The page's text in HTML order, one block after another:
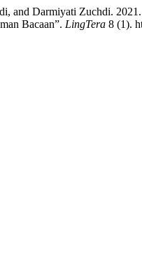
and Darmiyati Zuchdi.
Bacaan”. LingTera 8 (1).